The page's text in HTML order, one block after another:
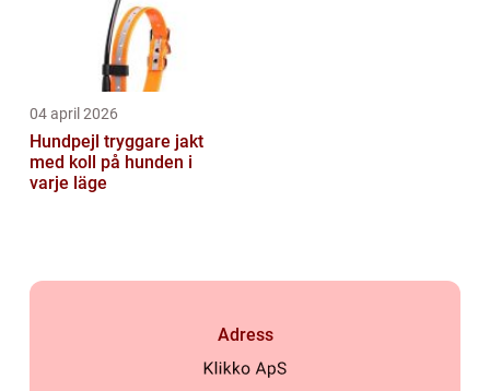
04 april 2026
Hundpejl tryggare jakt
med koll på hunden i
varje läge
Adress